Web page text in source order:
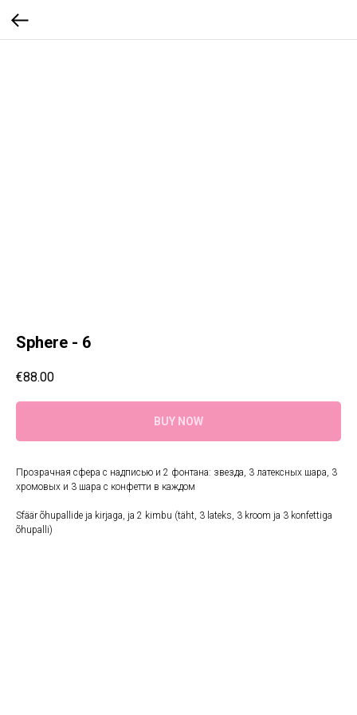
Sphere - 6
€88.00
BUY NOW
Прозрачная сфера с надписью и 2 фонтана: звезда, 3 латексных шара, 3
хромовых и 3 шара с конфетти в каждом
Sfäär õhupallide ja kirjaga, ja 2 kimbu (täht, 3 lateks, 3 kroom ja 3 konfettiga
õhupalli)